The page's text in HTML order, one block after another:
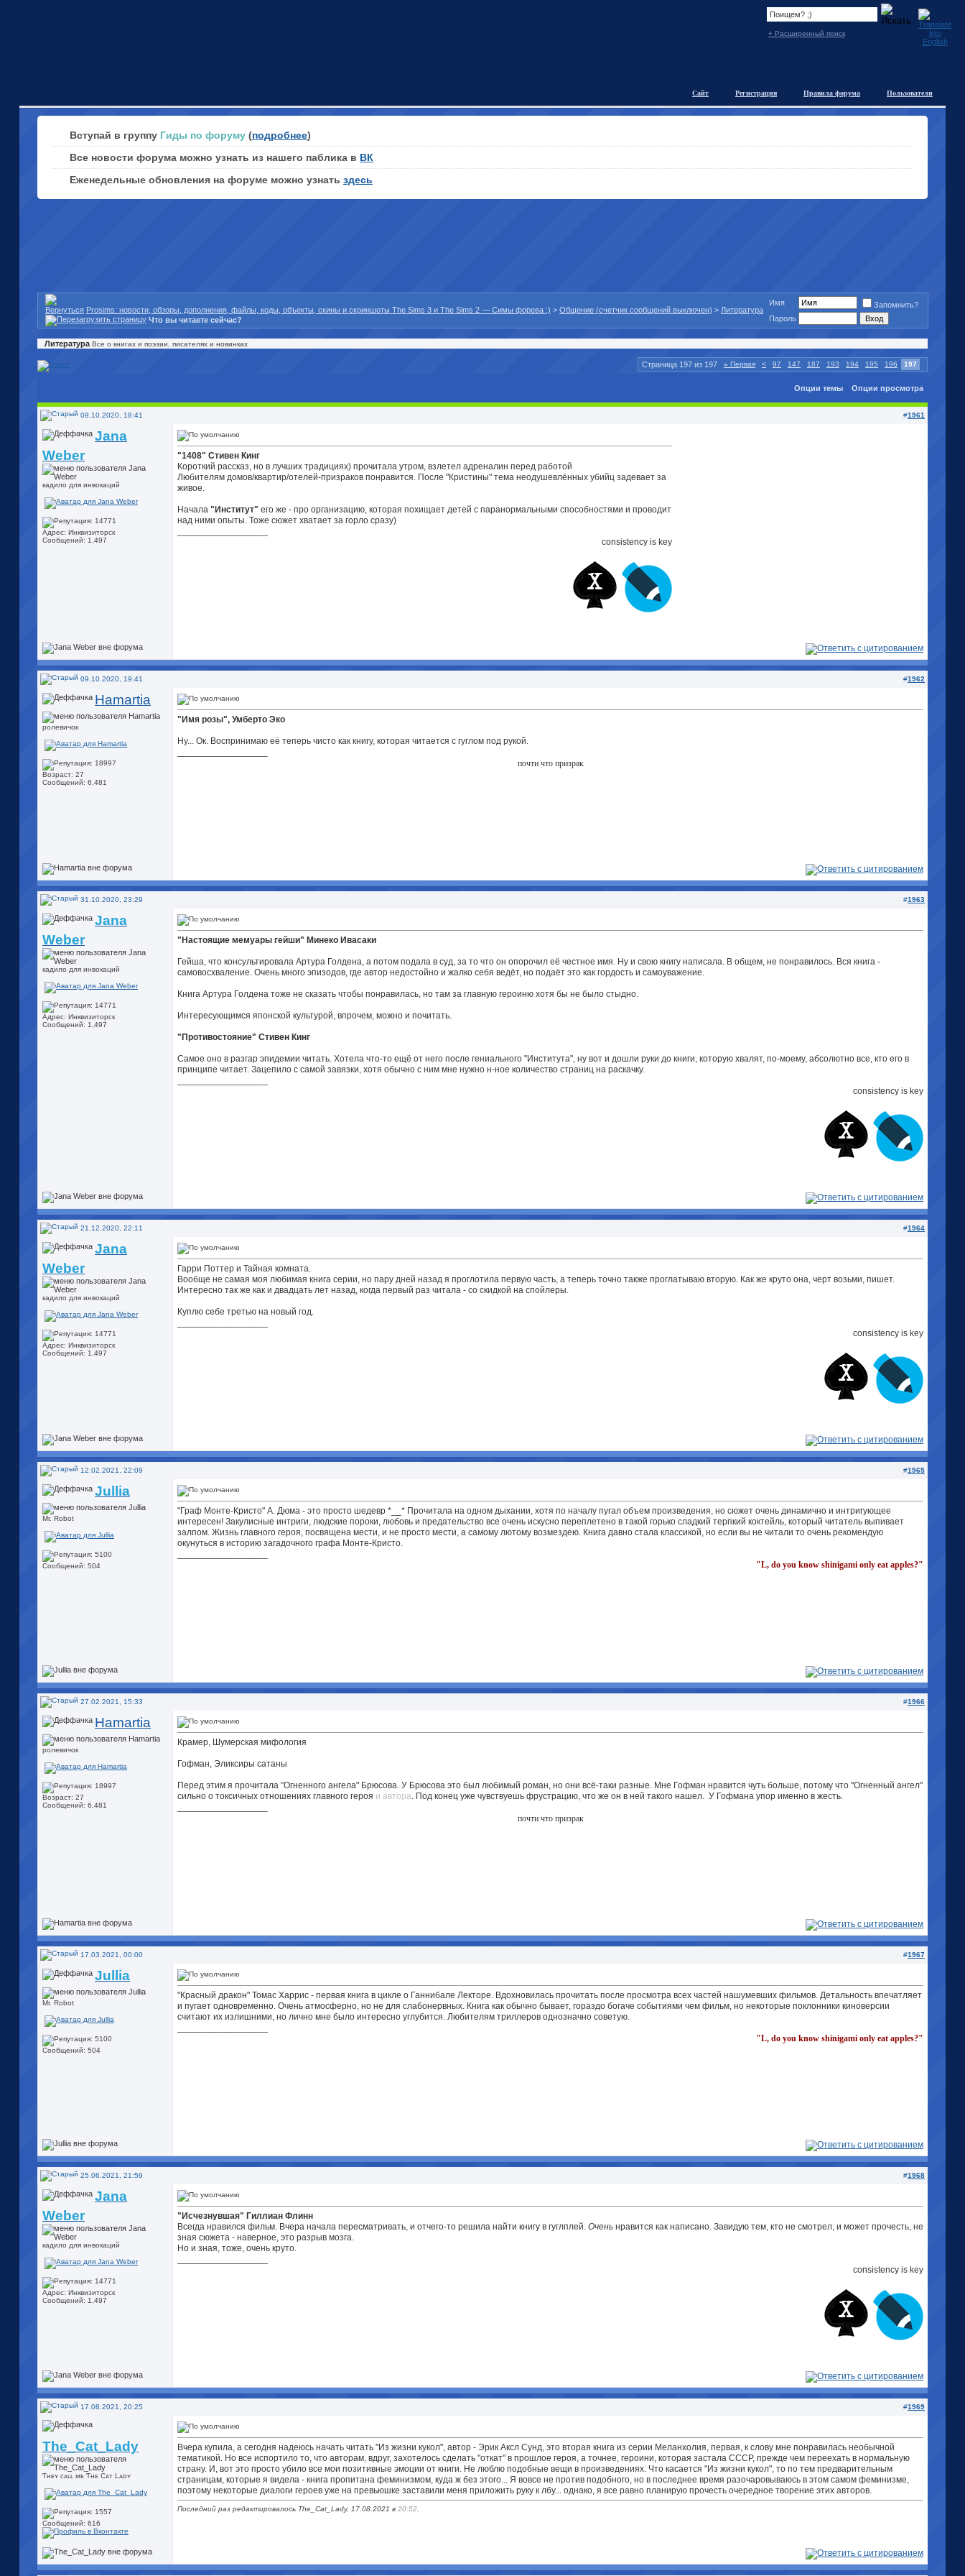
+ Расширенный поиск
Пользователи
Правила форума
Регистрация
Сайт
Вступай в группу Гиды по форуму (подробнее)
Все новости форума можно узнать из нашего паблика в ВК
Еженедельные обновления на форуме можно узнать здесь
Prosims: новости, обзоры, дополнения, файлы, коды, объекты, скины и скриншоты The Sims 3 и The Sims 2 — Симы форева ;) > Общение (счетчик сообщений выключен) > Литература
Что вы читаете сейчас?
Имя
Запомнить?
Пароль
Литература Все о книгах и поэзии, писателях и новинках
Страница 197 из 197 « Первая < 97 147 187 193 194 195 196 197
Опции темы Опции просмотра
09.10.2020, 18:41 #1961
Jana
Weber
кадило для инвокаций
Адрес: Инквизиторск
Сообщений: 1,497
"1408" Стивен Кинг
Короткий рассказ, но в лучших традициях) прочитала утром, взлетел адреналин перед работой
Любителям домов/квартир/отелей-призраков понравится. После "Кристины" тема неодушевлённых убийц задевает за
живое.
Начала "Институт" его же - про организацию, которая похищает детей с паранормальными способностями и проводит
над ними опыты. Тоже сюжет хватает за горло сразу)
consistency is key
09.10.2020, 19:41 #1962
Hamartia
ролевичок
Возраст: 27
Сообщений: 6,481
"Имя розы", Умберто Эко
Ну... Ок. Воспринимаю её теперь чисто как книгу, которая читается с гуглом под рукой.
почти что призрак
31.10.2020, 23:29 #1963
Jana
Weber
кадило для инвокаций
Адрес: Инквизиторск
Сообщений: 1,497
"Настоящие мемуары гейши" Минеко Ивасаки
Гейша, что консультировала Артура Голдена, а потом подала в суд, за то что он опорочил её честное имя. Ну и свою книгу написала. В общем, не понравилось. Вся книга -
самовосхваление. Очень много эпизодов, где автор недостойно и жалко себя ведёт, но подаёт это как гордость и самоуважение.
Книга Артура Голдена тоже не сказать чтобы понравилась, но там за главную героиню хотя бы не было стыдно.
Интересующимся японской культурой, впрочем, можно и почитать.
"Противостояние" Стивен Кинг
Самое оно в разгар эпидемии читать. Хотела что-то ещё от него после гениального "Института", ну вот и дошли руки до книги, которую хвалят, по-моему, абсолютно все, кто его в
принципе читает. Зацепило с самой завязки, хотя обычно с ним мне нужно н-ное количество страниц на раскачку.
consistency is key
21.12.2020, 22:11 #1964
Jana
Weber
кадило для инвокаций
Адрес: Инквизиторск
Сообщений: 1,497
Гарри Поттер и Тайная комната.
Вообще не самая моя любимая книга серии, но пару дней назад я проглотила первую часть, а теперь точно также проглатываю вторую. Как же круто она, черт возьми, пишет.
Интересно так же как и двадцать лет назад, когда первый раз читала - со скидкой на спойлеры.
Куплю себе третью на новый год.
consistency is key
12.02.2021, 22:09 #1965
Jullia
Mr. Robot
Сообщений: 504
"Граф Монте-Кристо" А. Дюма - это просто шедевр *__* Прочитала на одном дыхании, хотя по началу пугал объем произведения, но сюжет очень динамично и интригующее
интересен! Закулисные интриги, людские пороки, любовь и предательство все очень искусно переплетено в такой горько сладкий терпкий коктейль, который читатель выпивает
залпом. Жизнь главного героя, посвящена мести, и не просто мести, а самому лютому возмездею. Книга давно стала классикой, но если вы не читали то очень рекомендую
окунуться в историю загадочного графа Монте-Кристо.
"L, do you know shinigami only eat apples?"
27.02.2021, 15:33 #1966
Hamartia
ролевичок
Возраст: 27
Сообщений: 6,481
Крамер, Шумерская мифология
Гофман, Эликсиры сатаны
Перед этим я прочитала "Огненного ангела" Брюсова. У Брюсова это был любимый роман, но они всё-таки разные. Мне Гофман нравится чуть больше, потому что "Огненный ангел"
сильно о токсичных отношениях главного героя и автора. Под конец уже чувствуешь фрустрацию, что же он в ней такого нашел. У Гофмана упор именно в жесть.
почти что призрак
17.03.2021, 00:00 #1967
Jullia
Mr. Robot
Сообщений: 504
"Красный дракон" Томас Харрис - первая книга в цикле о Ганнибале Лекторе. Вдохновилась прочитать после просмотра всех частей нашумевших фильмов. Детальность впечатляет
и пугает одновременно. Очень атмосферно, но не для слабонервных. Книга как обычно бывает, гораздо богаче событиями чем фильм, но некоторые поклонники киноверсии
считают их излишними, но лично мне было интересно углубится. Любителям триллеров однозначно советую.
"L, do you know shinigami only eat apples?"
25.06.2021, 21:59 #1968
Jana
Weber
кадило для инвокаций
Адрес: Инквизиторск
Сообщений: 1,497
"Исчезнувшая" Гиллиан Флинн
Всегда нравился фильм. Вчера начала пересматривать, и отчего-то решила найти книгу в гуглплей. Очень нравится как написано. Завидую тем, кто не смотрел, и может прочесть, не
зная сюжета - наверное, это разрыв мозга.
Но и зная, тоже, очень круто.
consistency is key
17.08.2021, 20:25 #1969
The_Cat_Lady
Ƭʜᴇʏ cᴀʟʟ ᴍᴇ Ƭʜᴇ Cᴀᴛ Lᴀᴅʏ
Сообщений: 616
Вчера купила, а сегодня надеюсь начать читать "Из жизни кукол", автор - Эрик Аксл Сунд, это вторая книга из серии Меланхолия, первая, к слову мне понравилась необычной
тематикой. Но все испортило то, что авторам, вдруг, захотелось сделать "откат" в прошлое героя, а точнее, героини, которая застала СССР, прежде чем переехать в нормальную
страну. И, вот это просто убило все мои позитивные эмоции от книги. Не люблю подобные вещи в произведениях. Что касается "Из жизни кукол", то по тем предварительным
страницам, которые я видела - книга пропитана феминизмом, куда ж без этого... Я вовсе не против подобного, но в последнее время разочаровываюсь в этом самом феминизме,
поэтому некоторые диалоги героев уже на превьюшке заставили меня приложить руку к лбу... однако, я все равно планирую прочесть очередное творение этих авторов.
Последний раз редактировалось The_Cat_Lady, 17.08.2021 в 20:52